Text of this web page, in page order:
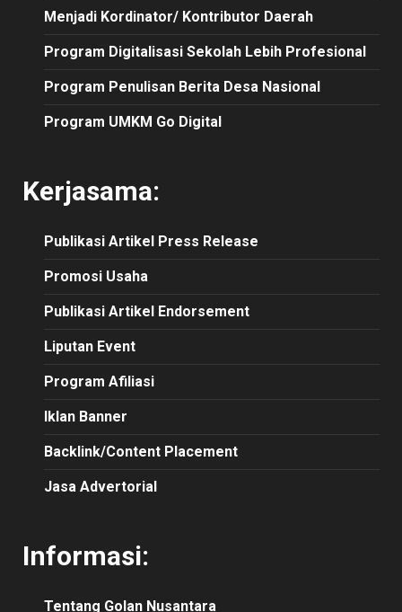
Menjadi Kordinator/ Kontributor Daerah
Program Digitalisasi Sekolah Lebih Profesional
Program Penulisan Berita Desa Nasional
Program UMKM Go Digital
Kerjasama:
Publikasi Artikel Press Release
Promosi Usaha
Publikasi Artikel Endorsement
Liputan Event
Program Afiliasi
Iklan Banner
Backlink/Content Placement
Jasa Advertorial
Informasi:
Tentang Golan Nusantara